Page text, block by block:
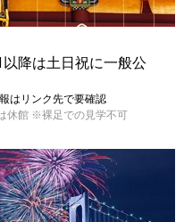
降は土日祝に一般公
はリンク先で要確認
休館 ※裸足での見学不可